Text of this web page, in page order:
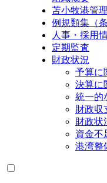
苫小牧港管
例規類集（
人事・採用
定期監査
財政状況
予算に
決算に
統一的
財政収
財政状
資金不
港湾整